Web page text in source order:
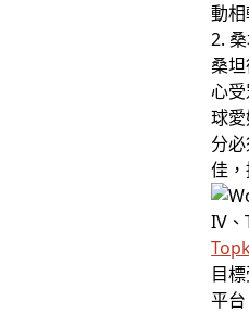
動
2.
桑
心
球
分
佳
IV
目
平